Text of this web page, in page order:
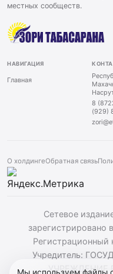
местных сообществ.
НАВИГАЦИЯ
Главная
8
(929)
О холдингеОбратная связь
Сетевое
зарегистрировано
Учредитель:
УЧРЕЖДЕНИЕ